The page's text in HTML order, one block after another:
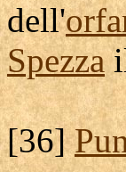
dell'
Spezza
[36]